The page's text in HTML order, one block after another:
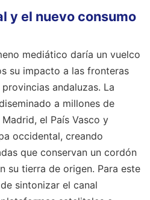
y el nuevo consumo
mediático daría un vuelco
su impacto a las fronteras
andaluzas. La
a millones de
el País Vasco y
occidental, creando
que conservan un cordón
su tierra de origen. Para este
sintonizar el canal